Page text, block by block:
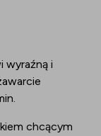
wyraźną i
chcącym